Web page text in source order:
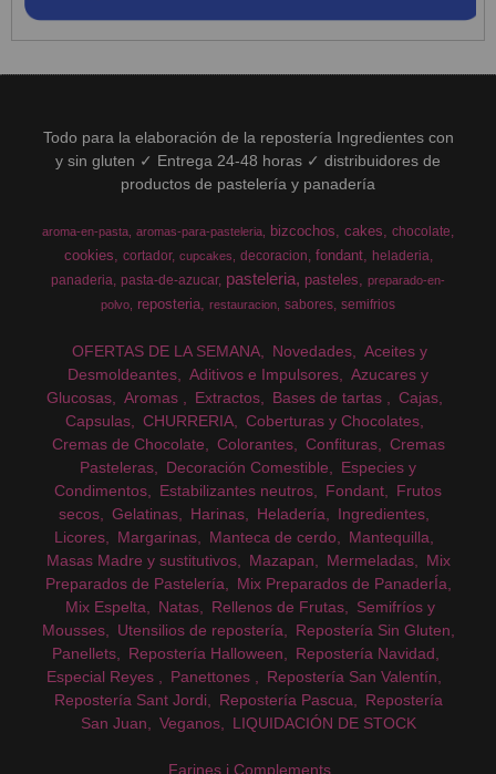
Todo para la elaboración de la repostería Ingredientes con
y sin gluten ✓ Entrega 24-48 horas ✓ distribuidores de
productos de pastelería y panadería
aroma-en-pasta aromas-para-pasteleria bizcochos cakes chocolate
cookies cortador cupcakes decoracion fondant
heladeria
panaderia pasta-de-azucar pasteleria pasteles
preparado-en-
polvo
reposteria restauracion sabores semifrios
OFERTAS DE LA SEMANA Novedades
Aceites y
Desmoldeantes
Aditivos e Impulsores
Azucares y
Glucosas
Aromas Extractos Bases de tartas
Cajas
Capsulas
CHURRERIA
Coberturas y Chocolates
Cremas de Chocolate
Colorantes Confituras
Cremas
Pasteleras
Decoración Comestible
Especies y
Condimentos
Estabilizantes neutros Fondant
Frutos
secos
Gelatinas Harinas Heladería
Ingredientes
Licores
Margarinas Manteca de cerdo
Mantequilla
Masas Madre y sustitutivos
Mazapan Mermeladas
Mix
Preparados de Pastelería
Mix Preparados de PanaderÍa
Mix Espelta
Natas Rellenos de Frutas
Semifríos y
Mousses
Utensilios de repostería
Repostería Sin Gluten
Panellets
Repostería Halloween
Repostería Navidad
Especial Reyes
Panettones
Repostería San Valentín
Repostería Sant Jordi
Repostería Pascua
Repostería
San Juan
Veganos LIQUIDACIÓN DE STOCK
Farines i Complements